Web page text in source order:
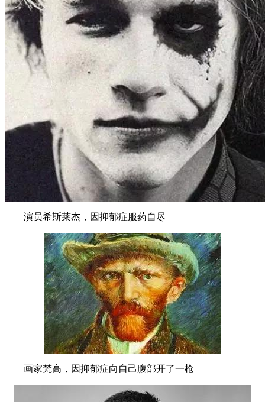
演员希斯莱杰，因抑郁症服药自尽
画家梵高，因抑郁症向自己腹部开了一枪